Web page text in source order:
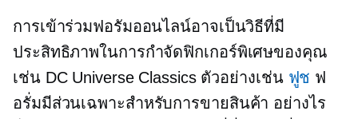
การเข้าร่วมฟอรัมออนไลน์อาจเป็นวิธีที่มี
ประสิทธิภาพในการกำจัดฟิกเกอร์พิเศษของคุณ
เช่น DC Universe Classics ตัวอย่างเช่น ฟูช ฟ
อรั่มมีส่วนเฉพาะสำหรับการขายสินค้า อย่างไร